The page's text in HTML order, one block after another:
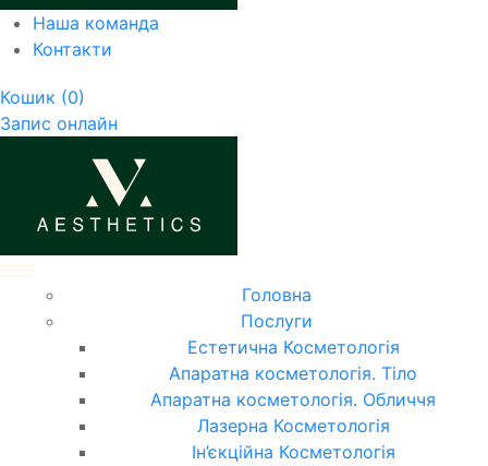
Наша команда
Контакти
Кошик (0)
Запис онлайн
Головна
Послуги
Естетична Косметологія
Апаратна косметологія. Тіло
Апаратна косметологія. Обличчя
Лазерна Косметологія
Ін’єкційна Косметологія